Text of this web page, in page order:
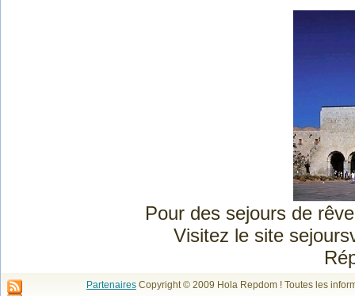
Pour des sejours de
Visitez le site
Partenaires Copyright © 2009 Hola Repdom ! Toutes les